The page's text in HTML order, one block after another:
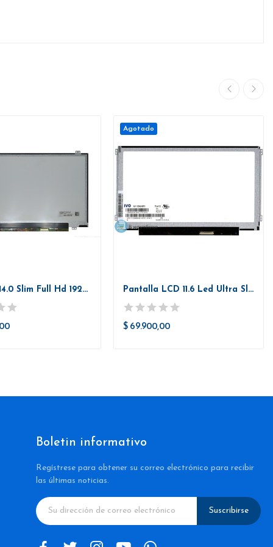
Pantalla 14.0 Slim Full Hd 1920 X1080 30 Pines
Agotado
Pantalla LCD 11.6 Led Ultra Slim 40 Pines...
$ 69.900,00
Boletin informativo
Regístrese para obtener su correo electrónico para recibir
las últimas noticias.
Suscribirse